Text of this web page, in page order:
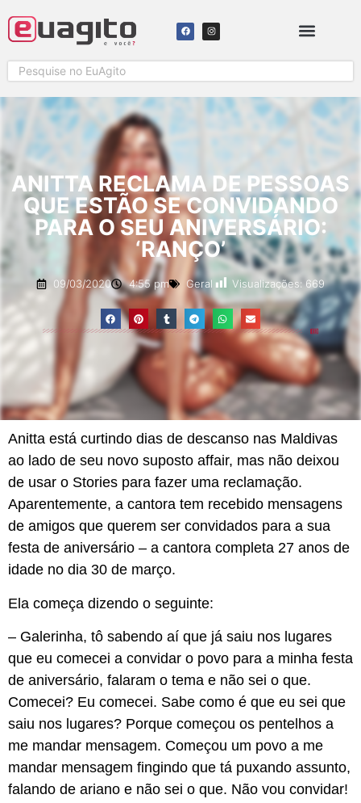
ANITTA RECLAMA DE PESSOAS
QUE ESTÃO SE CONVIDANDO
PARA O SEU ANIVERSÁRIO:
‘RANÇO’
09/03/2020 4:55 pm Geral Visualizações: 669
Anitta está curtindo dias de descanso nas Maldivas
ao lado de seu novo suposto affair, mas não deixou
de usar o Stories para fazer uma reclamação.
Aparentemente, a cantora tem recebido mensagens
de amigos que querem ser convidados para a sua
festa de aniversário – a cantora completa 27 anos de
idade no dia 30 de março.
Ela começa dizendo o seguinte:
– Galerinha, tô sabendo aí que já saiu nos lugares
que eu comecei a convidar o povo para a minha festa
de aniversário, falaram o tema e não sei o que.
Comecei? Eu comecei. Sabe como é que eu sei que
saiu nos lugares? Porque começou os pentelhos a
me mandar mensagem. Começou um povo a me
mandar mensagem fingindo que tá puxando assunto,
falando de ariano e não sei o que. Não vou convidar!